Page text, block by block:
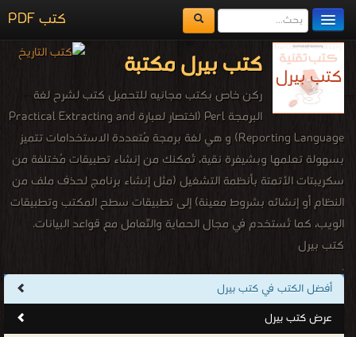
كتب PDF
مكتبة الكتب
المكتبات
يُقرأ حالياً
الفهرس
اضف كتاب
كتب بيرل مكتبة
ركن خاص بكتب مجانيه للتحميل كتب لشرح لغة
البرمجة Perl (اختصار لعبارة Practical Extracting and
Reporting Language) و هي لغة برمجة مُتعددة الاستخدامات تتميز
بسهولة تعلمها وبشيفرة نقية، تُمكنك من إنشاء تطبيقات مُختلفة من
سكريبتات الأتمتة بأنظمة التشغيل (مثل إنشاء برنامج لحذف ملف من
النظام أو إنشائه بشروط معينة) إلى تطبيقات سطح المكتب وتطبيقات
الويب، كما تُستخدم في مجال الحماية والتّعامل مع قواعد البيانات.
كتب بيرل
.
أفضل الكتب في كتب بيرل
عرض كتب بيرل